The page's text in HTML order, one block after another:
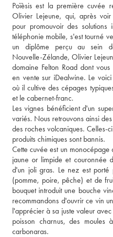
Poïèsis est la première cuvée
Olivier Lejeune, qui, après
pour promouvoir des solutions
téléphonie mobile, s'est tourné
un diplôme perçu au sein
Nouvelle-Zélande, Olivier
domaine Felton Road dont
en vente sur iDealwine. Le
où il cultive des cépages
et le cabernet-franc.
Les vignes bénéficient d'un
variés. Nous retrouvons ainsi
des roches volcaniques. Celles-
produits chimiques sont bannis.
Cette cuvée est un
jaune or limpide et couronnée
d'un joli gras. Le nez est porté
(pomme, poire, pêche) et de
bouquet introduit une bouche
recommandons d'ouvrir ce vin
l'apprécier à sa juste valeur
poisson charnus, des moules
carbonaras.